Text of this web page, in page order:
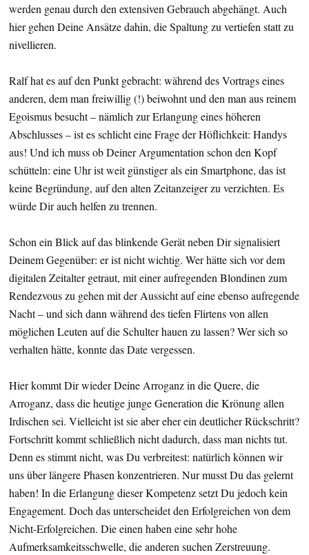
werden genau durch den extensiven Gebrauch abgehängt. Auch
hier gehen Deine Ansätze dahin, die Spaltung zu vertiefen statt zu
nivellieren.
Ralf hat es auf den Punkt gebracht: während des Vortrags eines
anderen, dem man freiwillig (!) beiwohnt und den man aus reinem
Egoismus besucht – nämlich zur Erlangung eines höheren
Abschlusses – ist es schlicht eine Frage der Höflichkeit: Handys
aus! Und ich muss ob Deiner Argumentation schon den Kopf
schütteln: eine Uhr ist weit günstiger als ein Smartphone, das ist
keine Begründung, auf den alten Zeitanzeiger zu verzichten. Es
würde Dir auch helfen zu trennen.
Schon ein Blick auf das blinkende Gerät neben Dir signalisiert
Deinem Gegenüber: er ist nicht wichtig. Wer hätte sich vor dem
digitalen Zeitalter getraut, mit einer aufregenden Blondinen zum
Rendezvous zu gehen mit der Aussicht auf eine ebenso aufregende
Nacht – und sich dann während des tiefen Flirtens von allen
möglichen Leuten auf die Schulter hauen zu lassen? Wer sich so
verhalten hätte, konnte das Date vergessen.
Hier kommt Dir wieder Deine Arroganz in die Quere, die
Arroganz, dass die heutige junge Generation die Krönung allen
Irdischen sei. Vielleicht ist sie aber eher ein deutlicher Rückschritt?
Fortschritt kommt schließlich nicht dadurch, dass man nichts tut.
Denn es stimmt nicht, was Du verbreitest: natürlich können wir
uns über längere Phasen konzentrieren. Nur musst Du das gelernt
haben! In die Erlangung dieser Kompetenz setzt Du jedoch kein
Engagement. Doch das unterscheidet den Erfolgreichen von dem
Nicht-Erfolgreichen. Die einen haben eine sehr hohe
Aufmerksamkeitsschwelle, die anderen suchen Zerstreuung.